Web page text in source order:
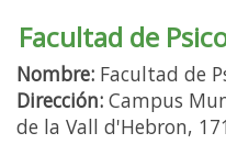
Facultad de
Nombre: Facultad de
Dirección: Campus
de la Vall d'Hebron,